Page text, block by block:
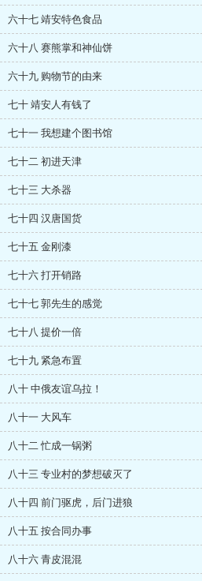
六十七 靖安特色食品
六十八 赛熊掌和神仙饼
六十九 购物节的由来
七十 靖安人有钱了
七十一 我想建个图书馆
七十二 初进天津
七十三 大杀器
七十四 汉唐国货
七十五 金刚漆
七十六 打开销路
七十七 郭先生的感觉
七十八 提价一倍
七十九 紧急布置
八十 中俄友谊乌拉！
八十一 大风车
八十二 忙成一锅粥
八十三 专业村的梦想破灭了
八十四 前门驱虎，后门进狼
八十五 按合同办事
八十六 青皮混混